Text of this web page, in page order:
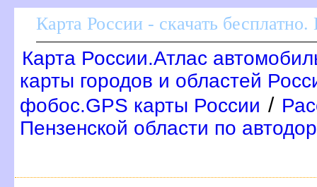
Карта России - скачать
Карта России.Атлас
карты городов и областей
фобос.GPS карты России /
Пензенской области по